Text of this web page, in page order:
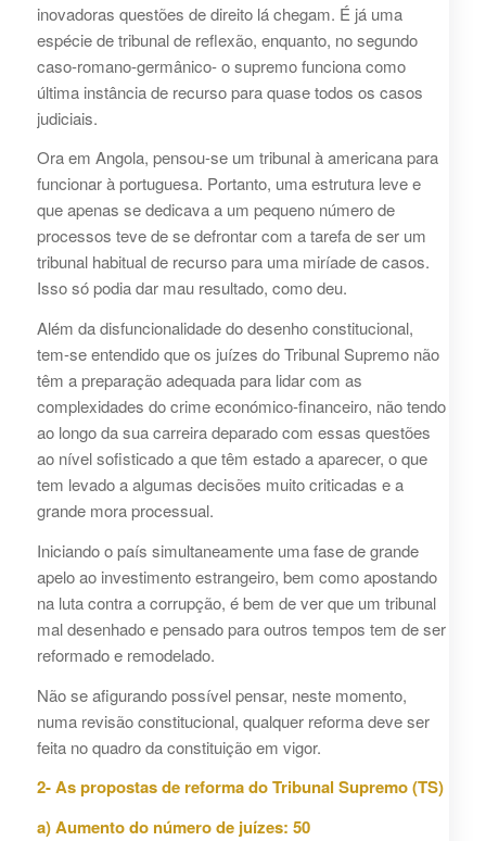
inovadoras questões de direito lá chegam. É já uma
espécie de tribunal de reflexão, enquanto, no segundo
caso-romano-germânico- o supremo funciona como
última instância de recurso para quase todos os casos
judiciais.
Ora em Angola, pensou-se um tribunal à americana para
funcionar à portuguesa. Portanto, uma estrutura leve e
que apenas se dedicava a um pequeno número de
processos teve de se defrontar com a tarefa de ser um
tribunal habitual de recurso para uma miríade de casos.
Isso só podia dar mau resultado, como deu.
Além da disfuncionalidade do desenho constitucional,
tem-se entendido que os juízes do Tribunal Supremo não
têm a preparação adequada para lidar com as
complexidades do crime económico-financeiro, não tendo
ao longo da sua carreira deparado com essas questões
ao nível sofisticado a que têm estado a aparecer, o que
tem levado a algumas decisões muito criticadas e a
grande mora processual.
Iniciando o país simultaneamente uma fase de grande
apelo ao investimento estrangeiro, bem como apostando
na luta contra a corrupção, é bem de ver que um tribunal
mal desenhado e pensado para outros tempos tem de ser
reformado e remodelado.
Não se afigurando possível pensar, neste momento,
numa revisão constitucional, qualquer reforma deve ser
feita no quadro da constituição em vigor.
2- As propostas de reforma do Tribunal Supremo (TS)
a) Aumento do número de juízes: 50